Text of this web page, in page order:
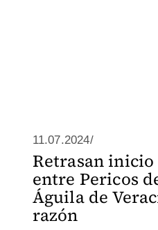
11.07.2024/
Retrasan
entre Pericos
Águila de
razón